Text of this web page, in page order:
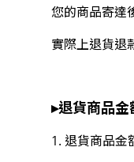
您的商品寄達
實際上退貨退
▸退貨商品金
1. 退貨商品金